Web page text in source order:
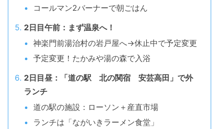
コールマン2バーナーで朝ごはん
2日目午前：まず温泉へ！
神楽門前湯治村の岩戸屋へ→休止中で予定変更
予定変更！たかみや湯の森で入浴
2日目昼：「道の駅 北の関宿 安芸高田」で外
ランチ
道の駅の施設：ローソン＋産直市場
ランチは「ながいきラーメン食堂」